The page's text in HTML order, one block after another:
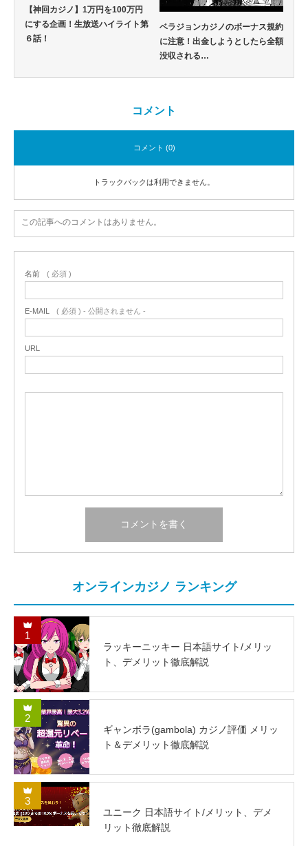
【神回カジノ】1万円を100万円
にする企画！生放送ハイライト第
６話！
ベラジョンカジノのボーナス規約
に注意！出金しようとしたら全額
没収される…
コメント
コメント (0)
トラックバックは利用できません。
この記事へのコメントはありません。
名前 ( 必須 )
E-MAIL ( 必須 ) - 公開されません -
URL
オンラインカジノ ランキング
1
ラッキーニッキー 日本語サイト/メリッ
ト、デメリット徹底解説
2
ギャンボラ(gambola) カジノ評価 メリッ
ト＆デメリット徹底解説
3
ユニーク 日本語サイト/メリット、デメ
リット徹底解説